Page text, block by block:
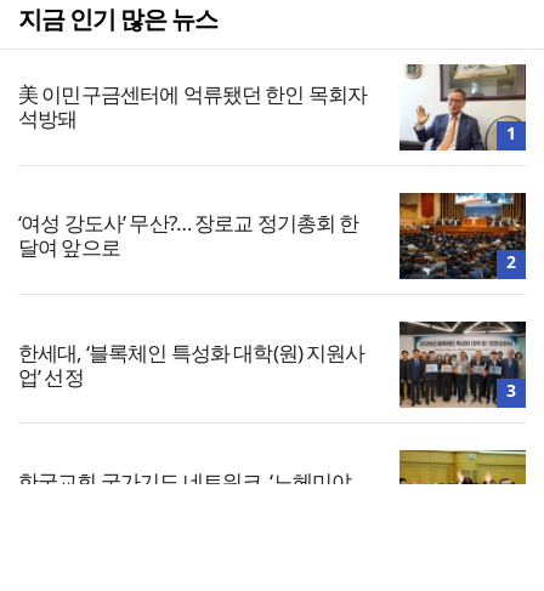
지금 인기 많은 뉴스
美 이민구금센터에 억류됐던 한인 목회자
석방돼
1
‘여성 강도사’ 무산?… 장로교 정기총회 한
달여 앞으로
2
한세대, ‘블록체인 특성화 대학(원) 지원사
업’ 선정
3
한국교회 국가기도 네트워크, ‘느헤미야